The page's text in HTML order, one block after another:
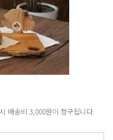
배송비 3,000원이 청구됩니다.